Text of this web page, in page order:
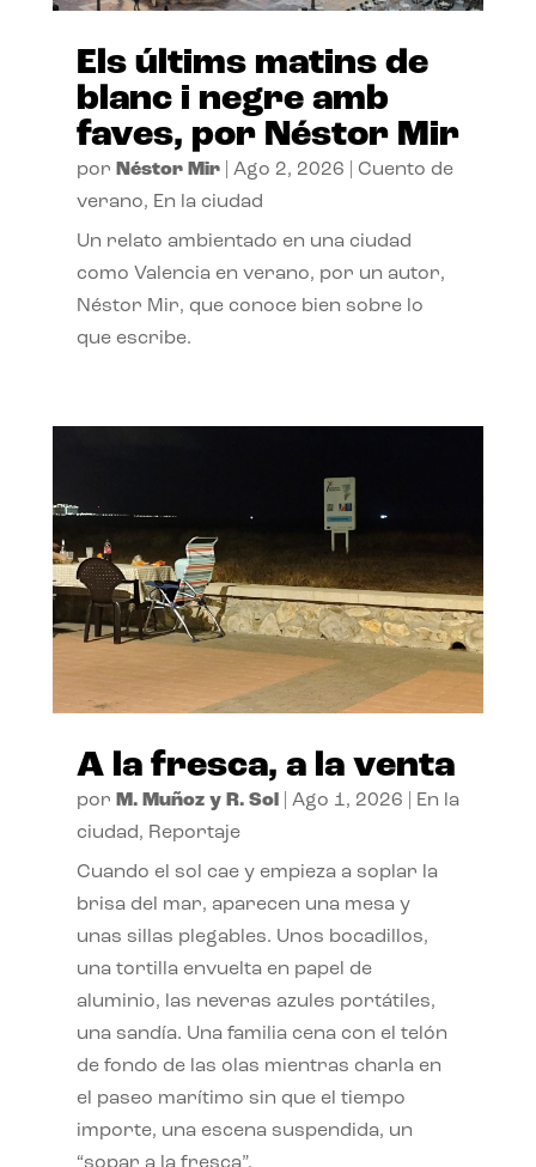
Els últims matins de
blanc i negre amb
faves, por Néstor Mir
por Néstor Mir| Ago 2, 2026
Cuento de
verano, En la ciudad
Un relato ambientado en una ciudad
como Valencia en verano, por un autor,
Néstor Mir, que conoce bien sobre lo
que escribe.
A la fresca, a la venta
por M. Muñoz y R. Sol Ago 1, 2026
En la
ciudad, Reportaje
Cuando el sol cae y empieza a soplar la
brisa del mar, aparecen una mesa y
unas sillas plegables. Unos bocadillos,
una tortilla envuelta en papel de
aluminio, las neveras azules portátiles,
una sandía. Una familia cena con el telón
de fondo de las olas mientras charla en
el paseo marítimo sin que el tiempo
importe, una escena suspendida, un